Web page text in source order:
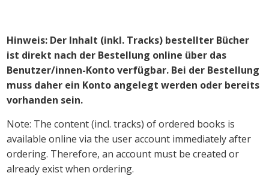
Hinweis: Der Inhalt (inkl. Tracks) bestellter Bücher
ist direkt nach der Bestellung online über das
Benutzer/innen-Konto verfügbar. Bei der Bestellung
muss daher ein Konto angelegt werden oder bereits
vorhanden sein.
Note: The content (incl. tracks) of ordered books is
available online via the user account immediately after
ordering. Therefore, an account must be created or
already exist when ordering.